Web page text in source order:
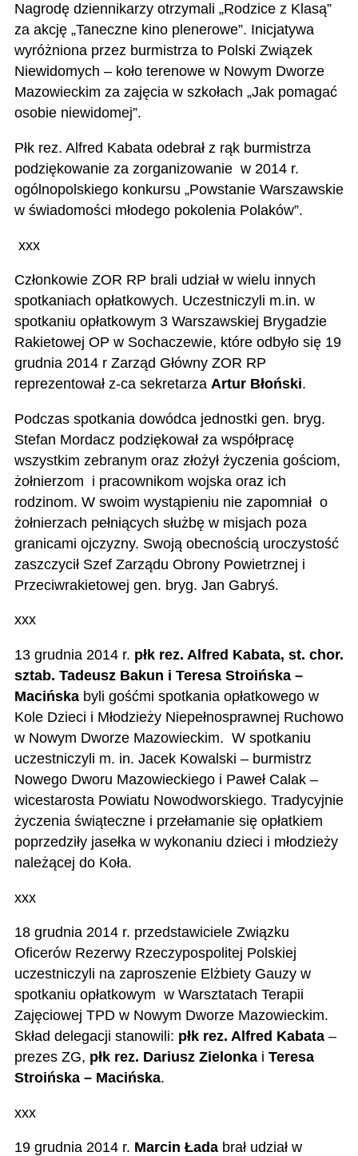
Nagrodę dziennikarzy otrzymali „Rodzice z Klasą”
za akcję „Taneczne kino plenerowe”. Inicjatywa
wyróżniona przez burmistrza to Polski Związek
Niewidomych – koło terenowe w Nowym Dworze
Mazowieckim za zajęcia w szkołach „Jak pomagać
osobie niewidomej”.
Płk rez. Alfred Kabata odebrał z rąk burmistrza
podziękowanie za zorganizowanie w 2014 r.
ogólnopolskiego konkursu „Powstanie Warszawskie
w świadomości młodego pokolenia Polaków”.
xxx
Członkowie ZOR RP brali udział w wielu innych
spotkaniach opłatkowych. Uczestniczyli m.in. w
spotkaniu opłatkowym 3 Warszawskiej Brygadzie
Rakietowej OP w Sochaczewie, które odbyło się 19
grudnia 2014 r Zarząd Główny ZOR RP
reprezentował z-ca sekretarza Artur Błoński.
Podczas spotkania dowódca jednostki gen. bryg.
Stefan Mordacz podziękował za współpracę
wszystkim zebranym oraz złożył życzenia gościom,
żołnierzom i pracownikom wojska oraz ich
rodzinom. W swoim wystąpieniu nie zapomniał o
żołnierzach pełniących służbę w misjach poza
granicami ojczyzny. Swoją obecnością uroczystość
zaszczycił Szef Zarządu Obrony Powietrznej i
Przeciwrakietowej gen. bryg. Jan Gabryś.
xxx
13 grudnia 2014 r. płk rez. Alfred Kabata, st. chor.
sztab. Tadeusz Bakun i Teresa Stroińska –
Macińskabyli gośćmi spotkania opłatkowego w
Kole Dzieci i Młodzieży Niepełnosprawnej Ruchowo
w Nowym Dworze Mazowieckim. W spotkaniu
uczestniczyli m. in. Jacek Kowalski – burmistrz
Nowego Dworu Mazowieckiego i Paweł Calak –
wicestarosta Powiatu Nowodworskiego. Tradycyjnie
życzenia świąteczne i przełamanie się opłatkiem
poprzedziły jasełka w wykonaniu dzieci i młodzieży
należącej do Koła.
xxx
18 grudnia 2014 r. przedstawiciele Związku
Oficerów Rezerwy Rzeczypospolitej Polskiej
uczestniczyli na zaproszenie Elżbiety Gauzy w
spotkaniu opłatkowym w Warsztatach Terapii
Zajęciowej TPD w Nowym Dworze Mazowieckim.
Skład delegacji stanowili: płk rez. Alfred Kabata–
prezes ZG, płk rez. Dariusz Zielonkai Teresa
Stroińska – Macińska.
xxx
19 grudnia 2014 r. Marcin Ładabrał udział w